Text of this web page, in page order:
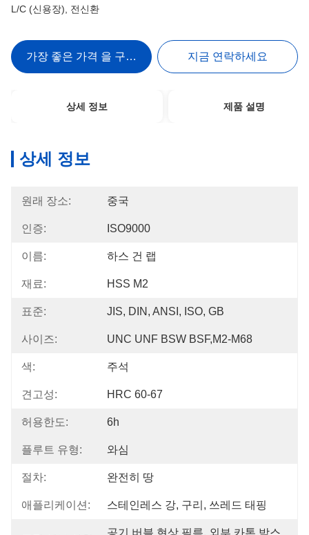
L/C (신용장), 전신환
가장 좋은 가격 을 구하라 지금 연락하세요
상세 정보 제품 설명
상세 정보
원래 장소: 중국
인증: ISO9000
이름: 하스 건 랩
재료: HSS M2
표준: JIS, DIN, ANSI, ISO, GB
사이즈: UNC UNF BSW BSF,M2-M68
색: 주석
견고성: HRC 60-67
허용한도: 6h
플루트 유형: 와심
절차: 완전히 땅
애플리케이션: 스테인레스 강, 구리, 쓰레드 태핑
공기 버블 현상 필름, 외부 카톤 박스